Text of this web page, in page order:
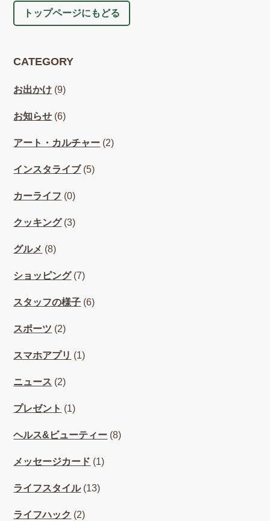
トップページにもどる
CATEGORY
お出かけ (9)
お知らせ (6)
アート・カルチャー (2)
インスタライブ(5)
カーライフ (0)
クッキング(3)
グルメ (8)
ショッピング(7)
スタッフの様子 (6)
スポーツ (2)
スマホアプリ (1)
ニュース (2)
プレゼント (1)
ヘルス&ビューティー (8)
メッセージカード (1)
ライフスタイル(13)
ライフハック (2)